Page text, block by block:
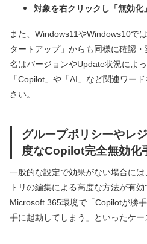
対象を右クリックし「無効化
また、Windows11やWindows10で
タートアップ」からも同様に確認
名はバージョンやUpdate状況によ
「Copilot」や「AI」など関連ワー
さい。
グループポリシーやレ
度なCopilot完全無効化
一般的な設定で効果がない場合に
トリの編集による高度な方法が有
Microsoft 365環境で「Copilotが勝
手に起動してしまう」といったケー